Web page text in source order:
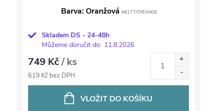
Barva: Oranžová 48177/ORANGE
Skladem DS - 24-48h
Můžeme doručit do 11.8.2026
749 Kč/ ks
619 Kč bez DPH
VLOŽIT DO KOŠÍKU